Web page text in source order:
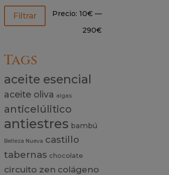
Precio
mínimo
Precio
máximo
Filtrar Precio: 10€—
290€
Tags
aceite esencial
aceite oliva algas
anticelúlitico
antiestres bambú
Belleza Nueva castillo
tabernas chocolate
circuito zen colágeno